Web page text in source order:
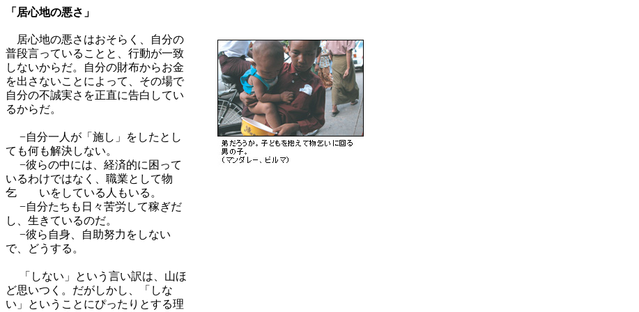
「居心地の悪さ」
居心地の悪さはおそらく、自分の
普段言っていることと、行動が一致
しないからだ。自分の財布からお金
を出さないことによって、その場で
自分の不誠実さを正直に告白してい
るからだ。
−自分一人が「施し」をしたとし
ても何も解決しない。
−彼らの中には、経済的に困って
いるわけではなく、職業として物
乞 いをしている人もいる。
−自分たちも日々苦労して稼ぎだ
し、生きているのだ。
−彼ら自身、自助努力をしない
で、どうする。
「しない」という言い訳は、山ほ
ど思いつく。だがしかし、「しな
い」ということにぴったりとする理